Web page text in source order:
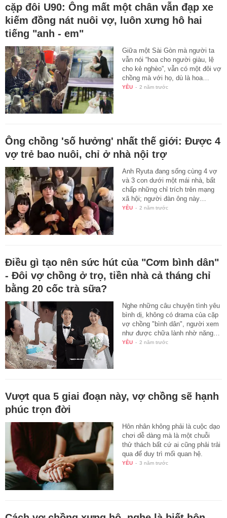
cặp đôi U90: Ông mất một chân vẫn đạp xe
kiếm đồng nát nuôi vợ, luôn xưng hô hai
tiếng "anh - em"
Giữa một Sài Gòn mà người ta
vẫn nói “hoa cho người giàu, lệ
cho kẻ nghèo”, vẫn có một đôi vợ
chồng mà với họ, dù là hoa…
YÊU - 2 năm trước
Ông chồng 'số hưởng' nhất thế giới: Được 4
vợ trẻ bao nuôi, chỉ ở nhà nội trợ
Anh Ryuta đang sống cùng 4 vợ
và 3 con dưới một mái nhà, bất
chấp những chỉ trích trên mạng
xã hội; người đàn ông này…
YÊU - 2 năm trước
Điều gì tạo nên sức hút của "Cơm bình dân"
- Đôi vợ chồng ở trọ, tiền nhà cả tháng chỉ
bằng 20 cốc trà sữa?
Nghe những câu chuyện tình yêu
bình dị, không có drama của cặp
vợ chồng "bình dân", người xem
như được chữa lành nhờ năng…
YÊU - 2 năm trước
Vượt qua 5 giai đoạn này, vợ chồng sẽ hạnh
phúc trọn đời
Hôn nhân không phải là cuộc dạo
chơi dễ dàng mà là một chuỗi
thử thách bất cứ ai cũng phải trải
qua để duy trì mối quan hệ.
YÊU - 3 năm trước